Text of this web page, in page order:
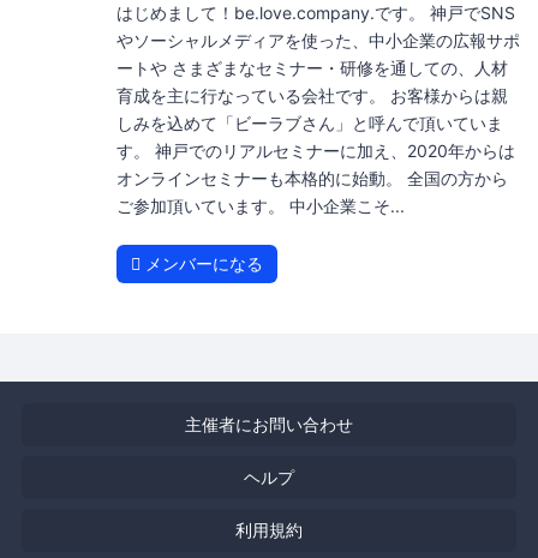
はじめまして！be.love.company.です。 神戸でSNS
やソーシャルメディアを使った、中小企業の広報サポ
ートや さまざまなセミナー・研修を通しての、人材
育成を主に行なっている会社です。 お客様からは親
しみを込めて「ビーラブさん」と呼んで頂いていま
す。 神戸でのリアルセミナーに加え、2020年からは
オンラインセミナーも本格的に始動。 全国の方から
ご参加頂いています。 中小企業こそ...
メンバーになる
主催者にお問い合わせ
ヘルプ
利用規約